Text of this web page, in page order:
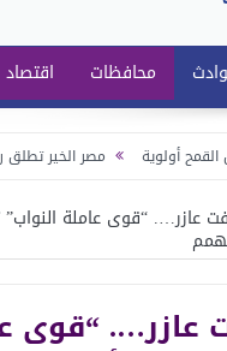
محافظات
مصر الخير تطلق رؤية
وشبكات المحمول علي طرق
عازر…. “قوى عاملة
عازر…. “قوى